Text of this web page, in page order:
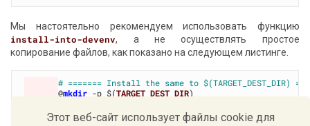
Этот веб-сайт использует файлы cookie для
Мы настоятельно рекомендуем использовать функцию
install-into-devenv, а не осуществлять простое
копирование файлов, как показано на следующем листинге.
# ======= Install the same to $(TARGET_DEST_DIR)
@mkdir -p $(TARGET_DEST_DIR